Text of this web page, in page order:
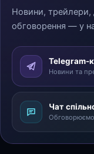
Новини, трейлери,
обговорення — у
Telegram-
Новини та
Чат